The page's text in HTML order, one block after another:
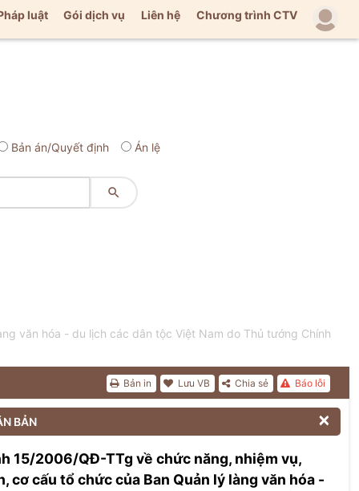
luật Gói dịch vụ Liên hệ Chương trình CTV
Bản án/Quyết định Án lệ

văn hóa - du lịch các dân tộc Việt Nam do Thủ tướng Chính
Báo lỗi
Chia sẻ
Lưu VB
Bản in
BẢN 
15/2006/QĐ-TTg về chức năng, nhiệm vụ,
cơ cấu tổ chức của Ban Quản lý làng văn hóa -